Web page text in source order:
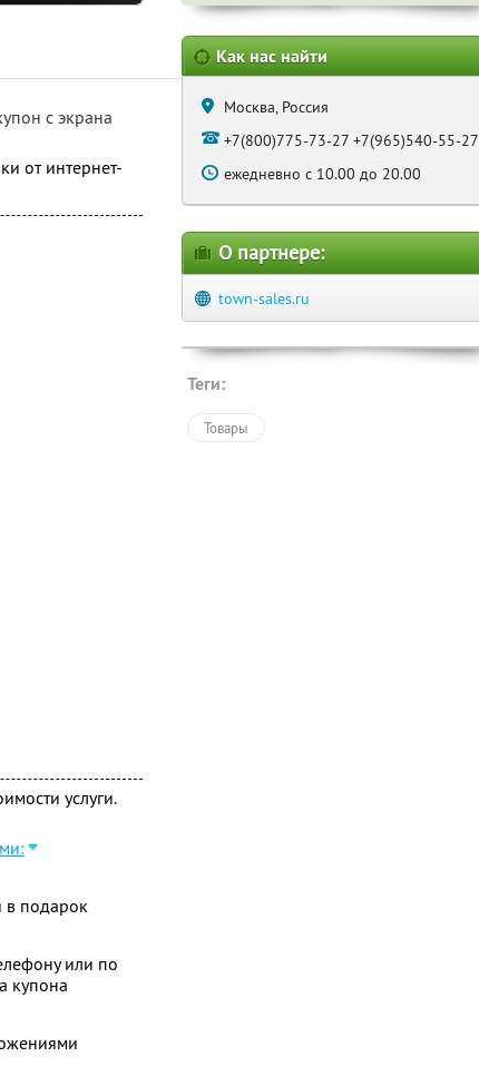
с экрана
от интернет-
услуги.
в подарок
или по
купона
Как нас найти
Москва, Россия
+7(800)775-73-27 +7(965)540-55-27
ежедневно с 10.00 до 20.00
О партнере:
town-sales.ru
Теги:
Товары